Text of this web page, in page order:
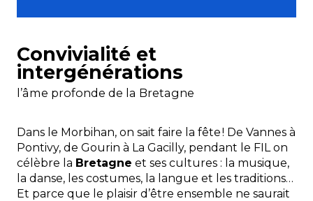
Convivialité et
intergénérations
l’âme profonde de la Bretagne
Dans le Morbihan, on sait faire la fête ! De Vannes à
Pontivy, de Gourin à La Gacilly, pendant le FIL on
célèbre la Bretagne et ses cultures : la musique,
la danse, les costumes, la langue et les traditions…
Et parce que le plaisir d’être ensemble ne saurait